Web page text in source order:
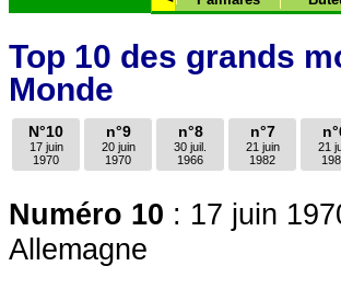
Top 10 des grands
Monde
N°10
17 juin
1970
n°9
20 juin
1970
n°8
30 juil.
1966
n°7
21 juin
1982
21
Numéro 10 : 17 juin
Allemagne